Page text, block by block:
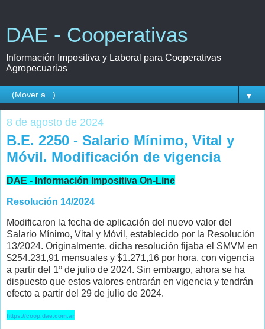
DAE - Cooperativas
Información Impositiva y Laboral para Cooperativas
Agropecuarias
▼
8 de agosto de 2024
B.E. 2250 - Salario Mínimo, Vital y
Móvil. Modificación de vigencia
DAE - Información Impositiva On-Line
Resolución 14/2024
Modificaron la fecha de aplicación del nuevo valor del
Salario Mínimo, Vital y Móvil, establecido por la Resolución
13/2024. Originalmente, dicha resolución fijaba el SMVM en
$254.231,91 mensuales y $1.271,16 por hora, con vigencia
a partir del 1º de julio de 2024. Sin embargo, ahora se ha
dispuesto que estos valores entrarán en vigencia y tendrán
efecto a partir del 29 de julio de 2024.
https://coop.dae.com.ar